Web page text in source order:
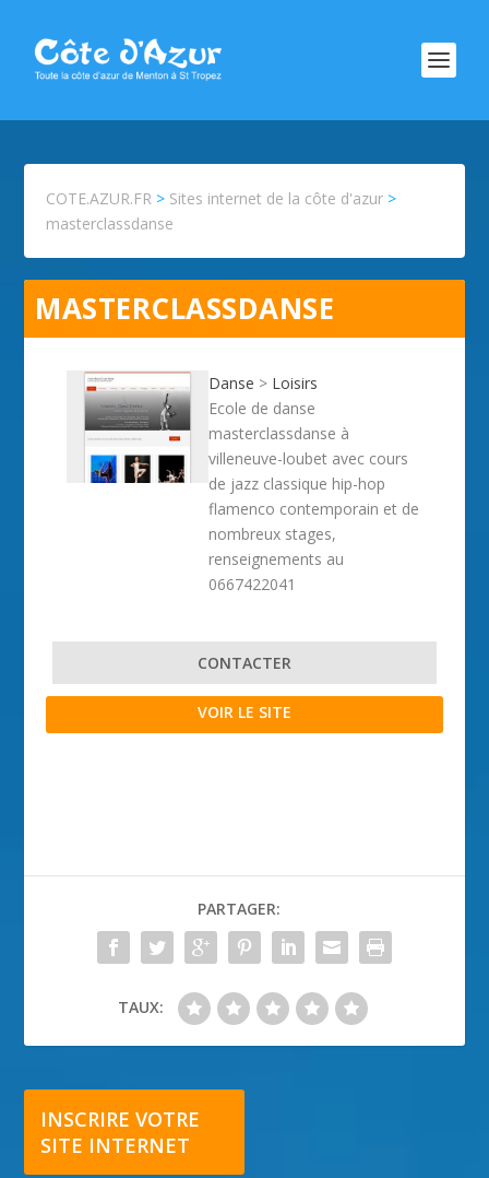
COTE.AZUR.FR > Sites internet de la côte d'azur >
masterclassdanse
MASTERCLASSDANSE
Danse > Loisirs
Ecole de danse
masterclassdanse à
villeneuve-loubet avec cours
de jazz classique hip-hop
flamenco contemporain et de
nombreux stages,
renseignements au
0667422041
CONTACTER
VOIR LE SITE
PARTAGER:
TAUX:
INSCRIRE VOTRE
SITE INTERNET